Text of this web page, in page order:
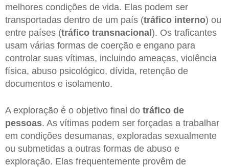
melhores condições de vida. Elas podem ser
transportadas dentro de um país (tráfico interno) ou
entre países (tráfico transnacional). Os traficantes
usam várias formas de coerção e engano para
controlar suas vítimas, incluindo ameaças, violência
física, abuso psicológico, dívida, retenção de
documentos e isolamento.
A exploração é o objetivo final do tráfico de
pessoas. As vítimas podem ser forçadas a trabalhar
em condições desumanas, exploradas sexualmente
ou submetidas a outras formas de abuso e
exploração. Elas frequentemente provêm de